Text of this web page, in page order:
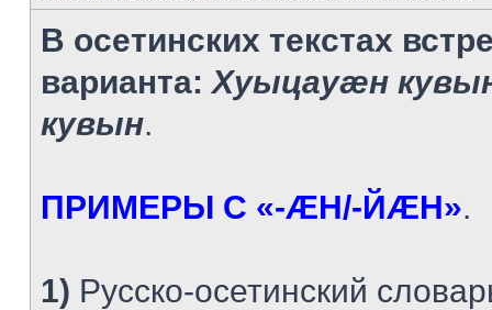
В осетинских текстах
варианта:Хуыцауæн
кувын.
ПРИМЕРЫ С «-ÆН/-ЙÆН».
1) Русско-осетинский